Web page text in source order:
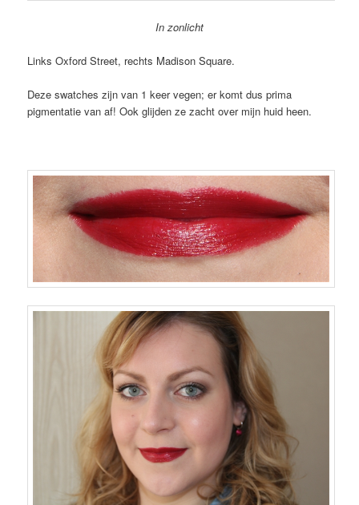
In zonlicht
Links Oxford Street, rechts Madison Square.
Deze swatches zijn van 1 keer vegen; er komt dus prima
pigmentatie van af! Ook glijden ze zacht over mijn huid heen.